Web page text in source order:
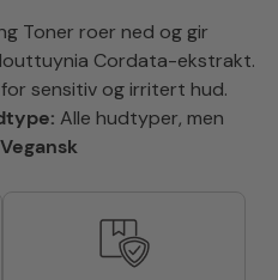
Toner roer ned og gir
Cordata-ekstrakt.
sensitiv og irritert hud.
Alle hudtyper, men
Vegansk